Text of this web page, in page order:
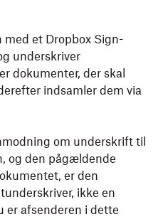
med et Dropbox Sign-
underskriver
dokumenter, der skal
indsamler dem via
om underskrift til
og den pågældende
er den
ikke en
er afsenderen i dette